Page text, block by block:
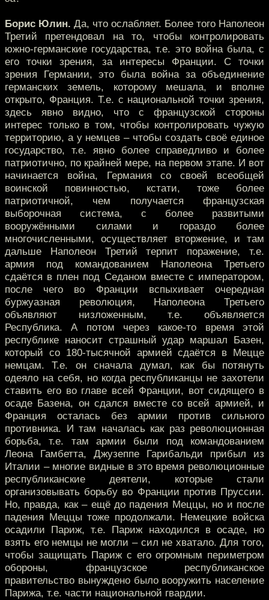
Борис Юлин. Да, что ослабляет. Более того Наполеон
Третий претендовал на то, чтобы контролировать
южно-германские государства, т.е. это война была, с
его точки зрения, за интересы Франции. С точки
зрения Германии, это была война за объединение
германских земель, которому мешала, и вполне
открыто, Франция. Т.е. с национальной точки зрения,
здесь явно видно, что с французской стороны
интерес только в том, чтобы контролировать чужую
территорию, а у немцев – чтобы создать своё единое
государство, т.е. явно более справедливо и более
патриотично, по крайней мере, на первом этапе. И вот
начинается война, Германия со своей всеобщей
воинской повинностью, кстати, тоже более
патриотичной, чем получается французская
выборочная система, с более развитыми
вооружёнными силами и гораздо более
многочисленными, осуществляет вторжение, и там
дальше Наполеон Третий терпит поражение, т.е.
армия под командованием Наполеона Третьего
сдаётся в плен под Седаном вместе с императором,
после чего во Франции вспыхивает очередная
буржуазная революция, Наполеона Третьего
объявляют низложенным, т.е. объявляется
Республика. А потом через какое-то время этой
республике наносит страшный удар маршал Базен,
который со 180-тысячной армией сдаётся в Мецце
немцам. Т.е. он сначала думал, как бы потянуть
одеяло на себя, но когда республиканцы не захотели
ставить его во главе всей Франции, вот сидящего в
осаде Базена, он сдался вместе со всей армией, и
Франция осталась без армии против сильного
противника. И там началась как раз революционная
борьба, т.е. там армии были под командованием
Леона Гамбетта, Джузеппе Гарибальди прибыл из
Италии – многие видные в это время революционные
республиканские деятели, которые стали
организовывать борьбу во Франции против Пруссии.
Но, правда, как – ещё до падения Меццы, но и после
падения Меццы тоже продолжали. Немецкие войска
осадили Париж, т.е. Париж находился в осаде, но
взять его немцы не могли – сил не хватало. Для того,
чтобы защищать Париж с его огромным периметром
обороны, французское республиканское
правительство вынуждено было вооружить население
Парижа, т.е. части национальной гвардии.